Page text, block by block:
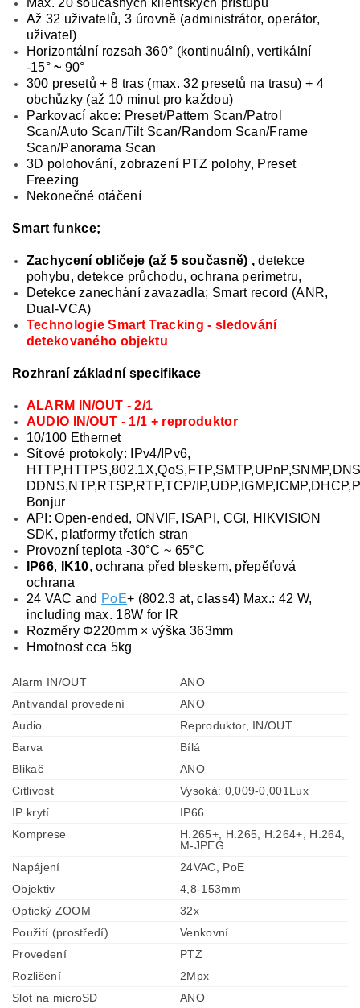
Max. 20 současných klientských přístupů
Až 32 uživatelů, 3 úrovně (administrátor, operátor,
uživatel)
Horizontální rozsah 360° (kontinuální), vertikální
-15°~ 90°
300 presetů + 8 tras (max. 32 presetů na trasu) + 4
obchůzky (až 10 minut pro každou)
Parkovací akce: Preset/Pattern Scan/Patrol
Scan/Auto Scan/Tilt Scan/Random Scan/Frame
Scan/Panorama Scan
3D polohování, zobrazení PTZ polohy, Preset
Freezing
Nekonečné otáčení
Smart funkce;
Zachycení obličeje (až 5 současně) ,detekce
pohybu, detekce průchodu, ochrana perimetru,
Detekce zanechání zavazadla; Smart record (ANR,
Dual-VCA)
Technologie Smart Tracking - sledování
detekovaného objektu
Rozhraní základní specifikace
ALARM IN/OUT - 2/1
AUDIO IN/OUT - 1/1 + reproduktor
10/100 Ethernet
Síťové protokoly: IPv4/IPv6,
DDNS,NTP,RTSP,RTP,TCP/
Bonjur
API: Open-ended, ONVIF, ISAPI, CGI, HIKVISION
SDK, platformy třetích stran
Provozní teplota -30°C ~ 65°C
IP66, IK10, ochrana před bleskem, přepěťová
ochrana
24 VAC and PoE+ (802.3 at, class4) Max.: 42 W,
including max. 18W for IR
Rozměry Φ220mm × výška 363mm
Hmotnost cca 5kg
Alarm IN/OUT
ANO
Antivandal provedení
ANO
Audio
Reproduktor, IN/OUT
Barva
Bílá
Blikač
ANO
Citlivost
Vysoká: 0,009-0,001Lux
IP krytí
IP66
Komprese
H.265+, H.265, H.264+, H.264,
M-JPEG
Napájení
24VAC, PoE
Objektiv
4,8-153mm
Optický ZOOM
32x
Použití (prostředí)
Venkovní
Provedení
PTZ
Rozlišení
2Mpx
Slot na microSD
ANO